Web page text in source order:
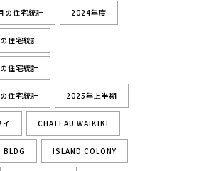
の住宅統計 2024年度
住宅統計
住宅統計
住宅統計 2025年上半期
CHATEAU WAIKIKI
BLDG ISLAND COLONY